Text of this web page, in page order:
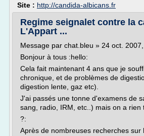
Site : http://candida-albicans.fr
Regime seignalet contre la
L'Appart ...
Message par chat.bleu » 24 oct. 2007,
Bonjour à tous :hello:
Cela fait maintenant 4 ans que je
chronique, et de problèmes de
digestion lente, gaz etc).
J'ai passés une tonne d'examens de
sang, radio, IRM, etc..) mais on a rien
?:
Après de nombreuses recherches sur